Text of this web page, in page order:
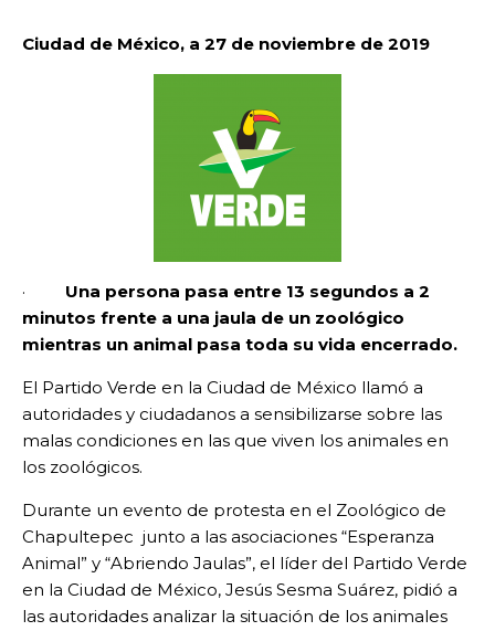
Ciudad de México, a 27 de noviembre de 2019
· Una persona pasa entre 13 segundos a 2
minutos frente a una jaula de un zoológico
mientras un animal pasa toda su vida encerrado.
El Partido Verde en la Ciudad de México llamó a
autoridades y ciudadanos a sensibilizarse sobre las
malas condiciones en las que viven los animales en
los zoológicos.
Durante un evento de protesta en el Zoológico de
Chapultepec junto a las asociaciones “Esperanza
Animal” y “Abriendo Jaulas”, el líder del Partido Verde
en la Ciudad de México, Jesús Sesma Suárez, pidió a
las autoridades analizar la situación de los animales